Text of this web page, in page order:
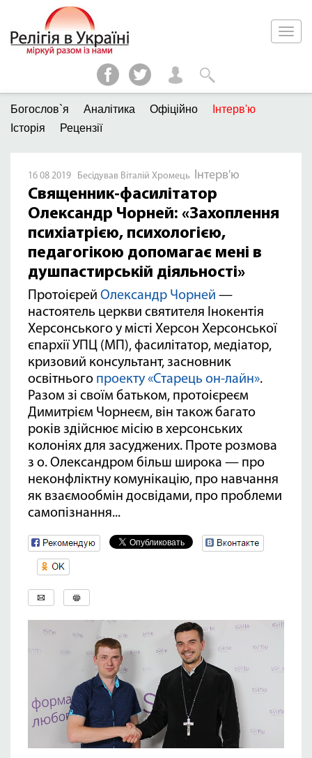
Богослов`я Аналітика Офіційно
Інтерв'ю
Історія
Рецензії
16 08 2019 Бесідував Віталій Хромець Інтерв'ю
Священник-фасилітатор
Олександр Чорней: «Захоплення
психіатрією, психологією,
педагогікою допомагає мені в
душпастирській діяльності»
Протоієрей Олександр Чорней —
настоятель церкви святителя Інокентія
Херсонського у місті Херсон Херсонської
єпархії УПЦ (МП), фасилітатор, медіатор,
кризовий консультант, засновник
освітнього проекту «Старець он-лайн».
Разом зі своїм батьком, протоієреєм
Димитрієм Чорнеєм, він також багато
років здійснює місію в херсонських
колоніях для засуджених. Проте розмова
з о. Олександром більш широка — про
неконфліктну комунікацію, про навчання
як взаємообмін досвідами, про проблеми
самопізнання...